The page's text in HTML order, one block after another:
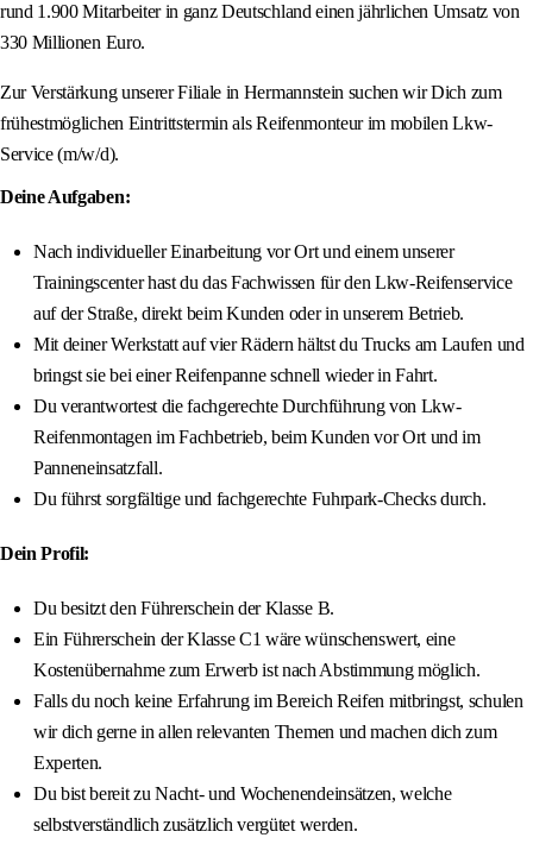
rund 1.900 Mitarbeiter in ganz Deutschland einen jährlichen Umsatz von
330 Millionen Euro.
Zur Verstärkung unserer Filiale in Hermannstein suchen wir Dich zum
frühestmöglichen Eintrittstermin als Reifenmonteur im mobilen Lkw-
Service (m/w/d).
Deine Aufgaben:
Nach individueller Einarbeitung vor Ort und einem unserer
Trainingscenter hast du das Fachwissen für den Lkw-Reifenservice
auf der Straße, direkt beim Kunden oder in unserem Betrieb.
Mit deiner Werkstatt auf vier Rädern hältst du Trucks am Laufen und
bringst sie bei einer Reifenpanne schnell wieder in Fahrt.
Du verantwortest die fachgerechte Durchführung von Lkw-
Reifenmontagen im Fachbetrieb, beim Kunden vor Ort und im
Panneneinsatzfall.
Du führst sorgfältige und fachgerechte Fuhrpark-Checks durch.
Dein Profil:
Du besitzt den Führerschein der Klasse B.
Ein Führerschein der Klasse C1 wäre wünschenswert, eine
Kostenübernahme zum Erwerb ist nach Abstimmung möglich.
Falls du noch keine Erfahrung im Bereich Reifen mitbringst, schulen
wir dich gerne in allen relevanten Themen und machen dich zum
Experten.
Du bist bereit zu Nacht- und Wochenendeinsätzen, welche
selbstverständlich zusätzlich vergütet werden.